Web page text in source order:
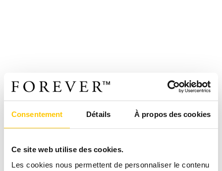
Consentement Détails À propos des cookies
Ce site web utilise des cookies.
Les cookies nous permettent de personnaliser le contenu